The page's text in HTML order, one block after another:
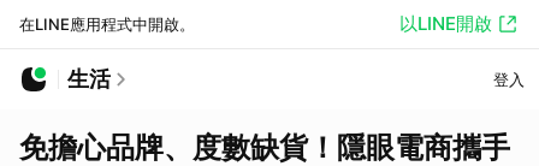
在LINE應用程式中開啟。 以LINE開啟
生活 登入
免擔心品牌、度數缺貨！隱眼電商攜手